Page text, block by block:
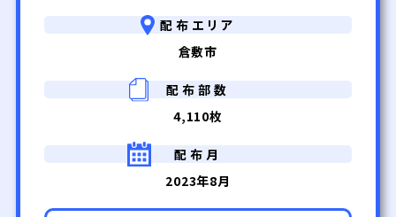
配布エリア
倉敷市
配布部数
4,110枚
配布月
2023年8月